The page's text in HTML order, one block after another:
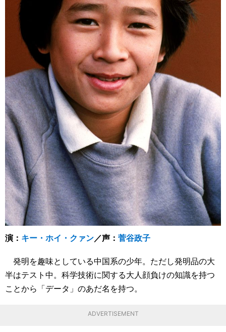
演： キー・ホイ・クァン／声： 菅谷政子
発明を趣味としている中国系の少年。ただし発明品の大
半はテスト中。科学技術に関する大人顔負けの知識を持つ
ことから「データ」のあだ名を持つ。
ADVERTISEMENT